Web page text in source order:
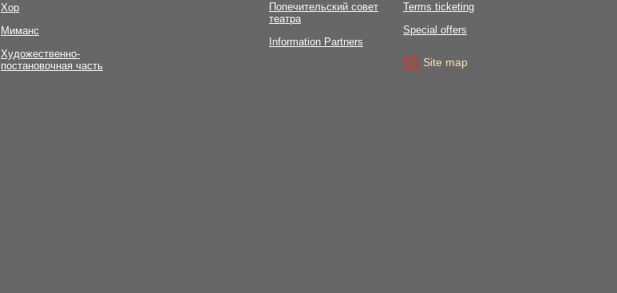
Хор
Миманс
Художественно-
постановочная часть
Попечительский совет
театра
Information Partners
Terms ticketing
Special offers
Site map